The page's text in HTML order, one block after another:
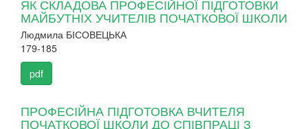
ЯК СКЛАДОВА ПРОФЕСІЙНОЇ ПІДГОТОВКИ
МАЙБУТНІХ УЧИТЕЛІВ ПОЧАТКОВОЇ ШКОЛИ
Людмила БІСОВЕЦЬКА
179-185
pdf
ПРОФЕСІЙНА ПІДГОТОВКА ВЧИТЕЛЯ
ПОЧАТКОВОЇ ШКОЛИ ДО СПІВПРАЦІ З